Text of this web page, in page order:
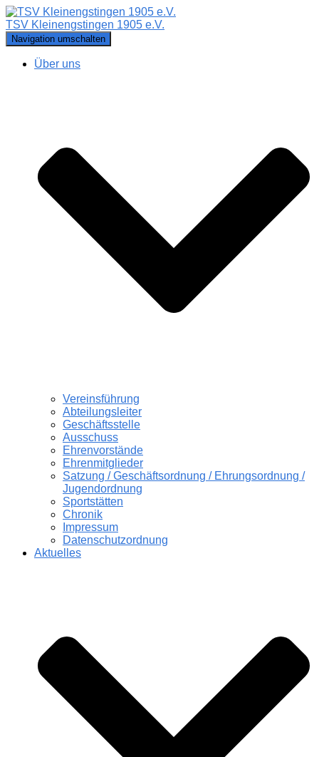
TSV Kleinengstingen 1905 e.V.
Navigation umschalten
Über uns
Vereinsführung
Abteilungsleiter
Geschäftsstelle
Ausschuss
Ehrenvorstände
Ehrenmitglieder
Satzung / Geschäftsordnung / Ehrungsordnung /
Jugendordnung
Sportstätten
Chronik
Impressum
Datenschutzordnung
Aktuelles